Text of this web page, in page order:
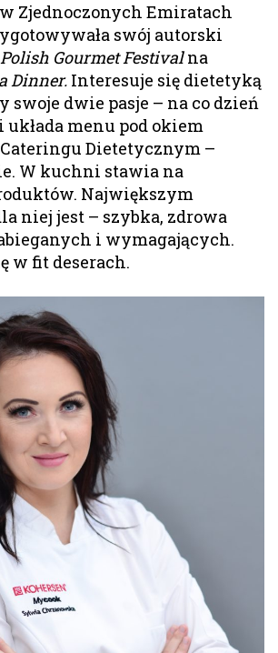
Zjednoczonych Emiratach
swój autorski
Polish Gourmet Festivalna
Dinner. Interesuje się dietetyką
swoje dwie pasje – na co dzień
układa menu pod okiem
Dietetycznym –
W kuchni stawia na
Największym
niej jest – szybka, zdrowa
i wymagających.
w fit deserach.